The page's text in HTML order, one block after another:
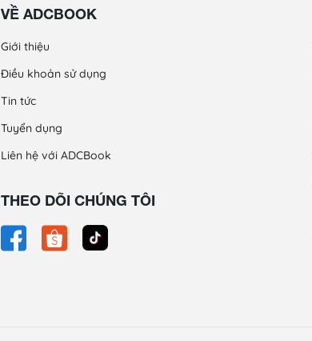
VỀ ADCBOOK
Giới thiệu
Điều khoản sử dụng
Tin tức
Tuyển dụng
Liên hệ với ADCBook
THEO DÕI CHÚNG TÔI